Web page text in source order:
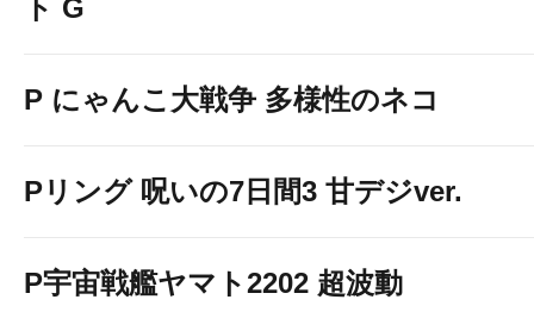
ト G
P にゃんこ大戦争 多様性のネコ
Pリング 呪いの7日間3 甘デジver.
P宇宙戦艦ヤマト2202 超波動